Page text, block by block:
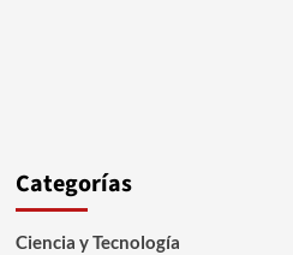
Categorías
Ciencia y Tecnología